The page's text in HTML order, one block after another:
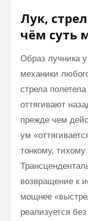
Лук,
чём суть
Образ лучника
механики
стрела
оттягивают
прежде чем
ум
тонкому,
возвращение к
мощнее
реализуется